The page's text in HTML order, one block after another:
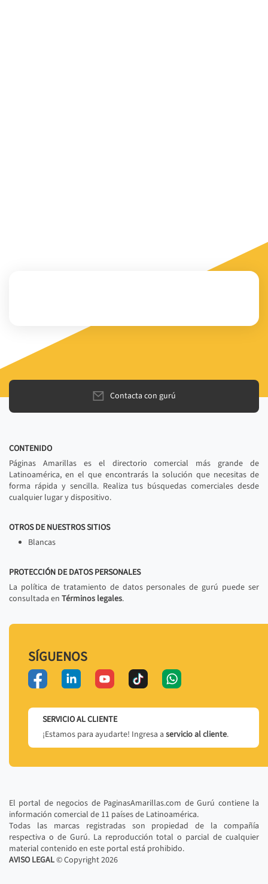
Contacta con gurú
CONTENIDO
Páginas Amarillas es el directorio comercial más grande de
Latinoamérica, en el que encontrarás la solución que necesitas de
forma rápida y sencilla. Realiza tus búsquedas comerciales desde
cualquier lugar y dispositivo.
OTROS DE NUESTROS SITIOS
Blancas
PROTECCIÓN DE DATOS PERSONALES
La política de tratamiento de datos personales de gurú puede ser
consultada en Términos legales.
SÍGUENOS
SERVICIO AL CLIENTE
¡Estamos para ayudarte! Ingresa a servicio al cliente.
El portal de negocios de PaginasAmarillas.com de Gurú contiene la
información comercial de 11 países de Latinoamérica.
Todas las marcas registradas son propiedad de la compañía
respectiva o de Gurú. La reproducción total o parcial de cualquier
material contenido en este portal está prohibido.
AVISO LEGAL© Copyright2026